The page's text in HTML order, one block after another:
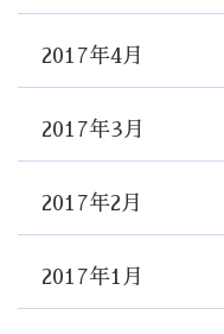
2017年4月
2017年3月
2017年2月
2017年1月